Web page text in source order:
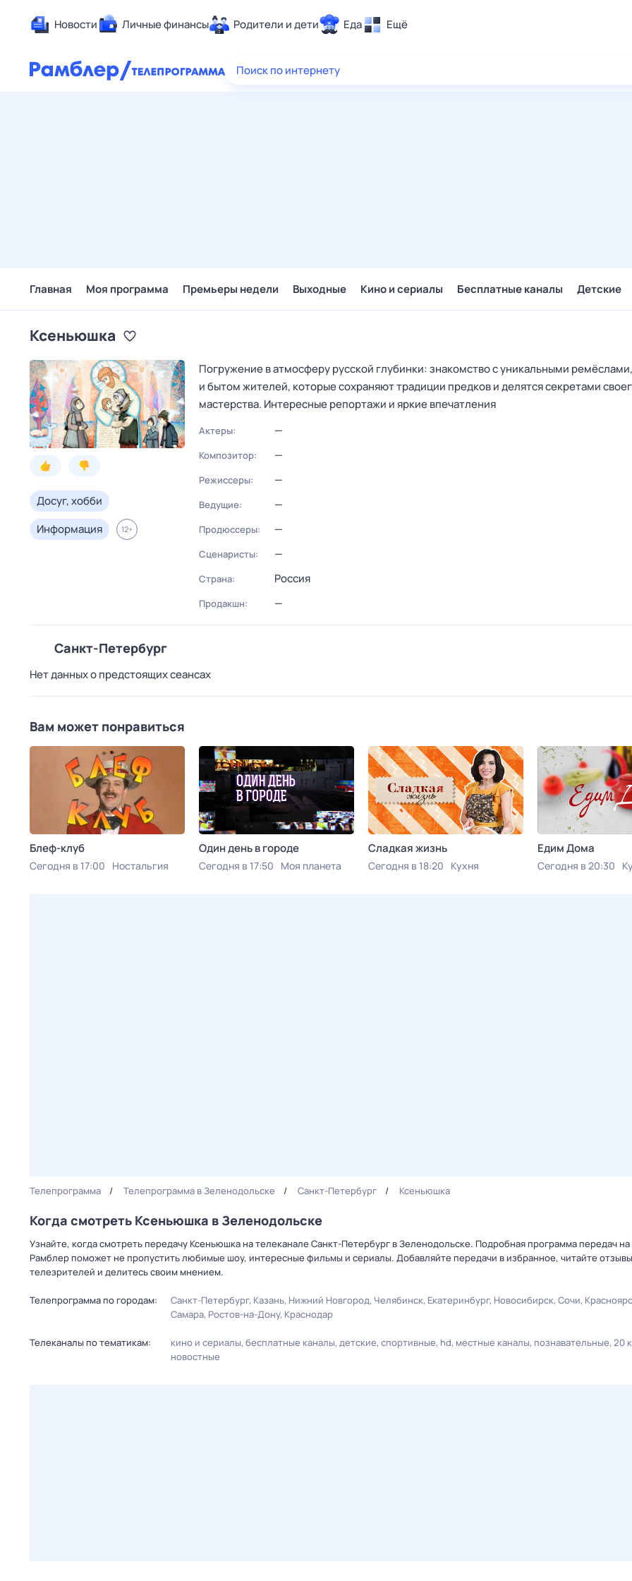
Новости Личные финансы Родители и дети Еда Ещё
Здоровье
Поиск по интернету
Главная Моя программа Премьеры недели Выходные Кино и сериалы Бесплатные каналы Детские
Ксеньюшка
Досуг, хобби
Информация
12+
Погружение в атмосферу русской глубинки: знакомство с уникальными
и бытом жителей, которые сохраняют традиции предков и делятся секретами
мастерства. Интересные репортажи и яркие впечатления
Актеры: —
Композитор: —
Режиссеры: —
Ведущие: —
Продюссеры: —
Сценаристы: —
Страна: Россия
Продакшн: —
Санкт-Петербург
Нет данных о предстоящих сеансах
Вам может понравиться
Блеф-клуб
Сегодня в 17:00 Ностальгия
Один день в городе
Сегодня в 17:50 Моя планета
Сладкая жизнь
Сегодня в 18:20 Кухня
Едим Дома
Сегодня в 20:30
Телепрограмма Телепрограмма в Зеленодольске Санкт-Петербург Ксеньюшка
Когда смотреть Ксеньюшка в Зеленодольске
Узнайте, когда смотреть передачу Ксеньюшка на телеканале Санкт-Петербург в Зеленодольске. Подробная программа передач на
Рамблер поможет не пропустить любимые шоу, интересные фильмы и сериалы. Добавляйте передачи в избранное, читайте отзывы
телезрителей и делитесь своим мнением.
Телепрограмма по городам: Санкт-Петербург Казань Нижний Новгород Челябинск Екатеринбург Новосибирск Сочи
Самара Ростов-на-Дону Краснодар
Телеканалы по тематикам: кино и сериалы бесплатные каналы детские спортивные hd местные каналы познавательные 20
новостные